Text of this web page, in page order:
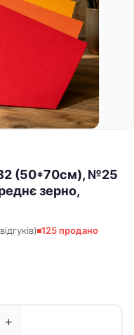
(50*70см), №25
зерно,
125 продано
+